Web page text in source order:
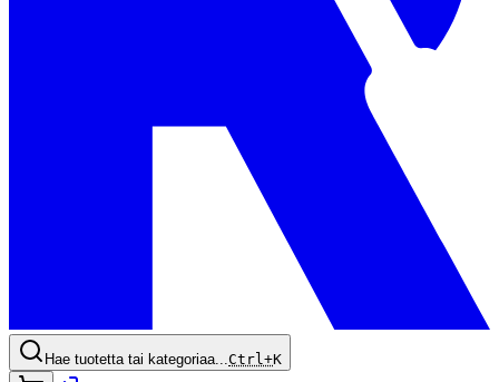
Hae tuotetta tai kategoriaa...Ctrl+K